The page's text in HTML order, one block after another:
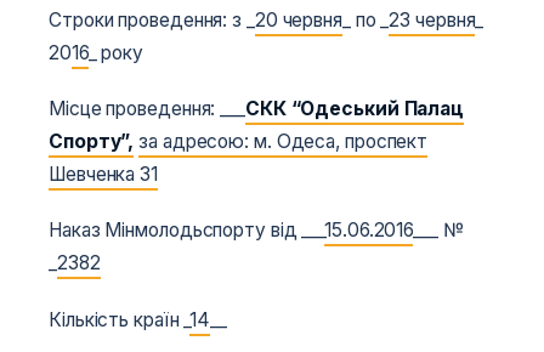
Строки проведення: з _ 20 червня _ по _23 червня_
2016_ року
Місце проведення: ___ СКК “Одеський Палац
Спорту”, за адресою: м. Одеса, проспект
Шевченка 31
Наказ Мінмолодьспорту від ___15.06.2016 ___ №
2382
Кількість країн _14